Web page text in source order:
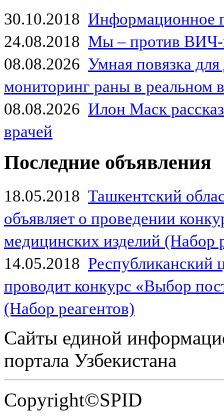
30.10.2018 Информационное
24.08.2018 Мы – против
08.08.2026 Умная повязка
мониторинг раны в реальном
08.08.2026 Илон Маск
врачей
Последние объявления
18.05.2018 Ташкентский
объявляет о проведении
медицинских изделий (Набор
14.05.2018
проводит конкурс «Выбор
(Набор реагентов)
Сайты единой
портала Узбекистана
Copyright©SPID